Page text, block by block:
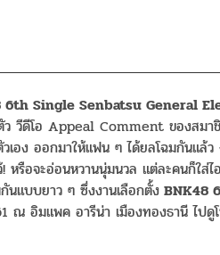
6th Single Senbatsu General
ว วีดีโอ Appeal Comment ของสม
เอง ออกมาให้แฟน ๆ ได้ยลโฉมกันแล้
หรือจะอ่อนหวานนุ่มนวล แต่ละคนก็ใ
นแบบยาว ๆ ซึ่งงานเลือกตั้ง BNK48
ณ อิมแพค อารีน่า เมืองทองธานี ไปดู